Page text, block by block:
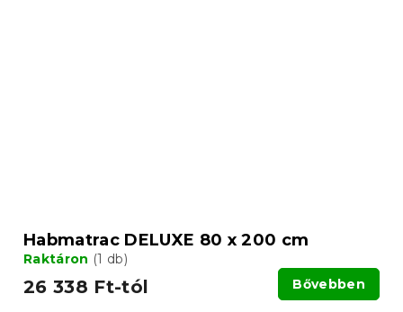
Habmatrac DELUXE 80 x 200 cm
Raktáron (1 db)
26 338 Ft-tól Bővebben